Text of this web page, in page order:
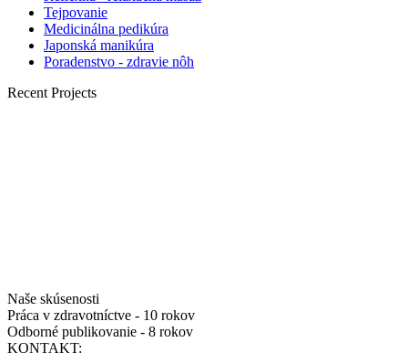
Tejpovanie
Medicinálna pedikúra
Japonská manikúra
Poradenstvo - zdravie nôh
Recent Projects
Naše skúsenosti
Práca v zdravotníctve - 10 rokov
Odborné publikovanie - 8 rokov
KONTAKT: